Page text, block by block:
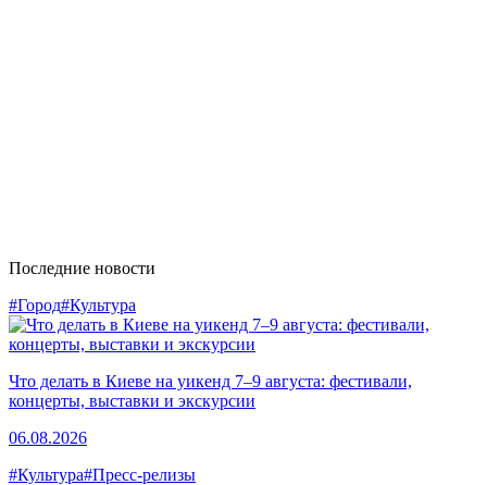
Последние новости
#Город#Культура
Что делать в Киеве на уикенд 7–9 августа: фестивали,
концерты, выставки и экскурсии
06.08.2026
#Культура#Пресс-релизы